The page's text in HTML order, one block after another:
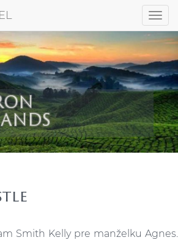
Smith Kelly pre manželku Agnes.